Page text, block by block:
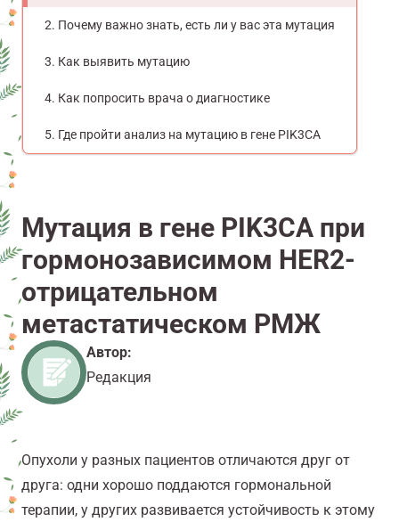
Почему важно знать, есть ли у вас эта мутация
Как выявить мутацию
Как попросить врача о диагностике
Где пройти анализ на мутацию в гене PIK3CA
Мутация в гене PIK3CA при
гормонозависимом HER2-
отрицательном
метастатическом РМЖ
Автор:
Редакция
Опухоли у разных пациентов отличаются друг от
друга: одни хорошо поддаются гормональной
терапии, у других развивается устойчивость к этому